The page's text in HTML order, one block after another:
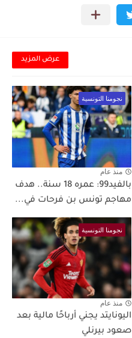
عرض المزيد
نجومنا التونسية
منذ عام
بالفيد99: عمره 18 سنة.. هدف
مهاجم تونس بن فرحات في...
نجومنا التونسية
منذ عام
اليونايتد يجني أرباحًا مالية بعد
صعود بيرنلي